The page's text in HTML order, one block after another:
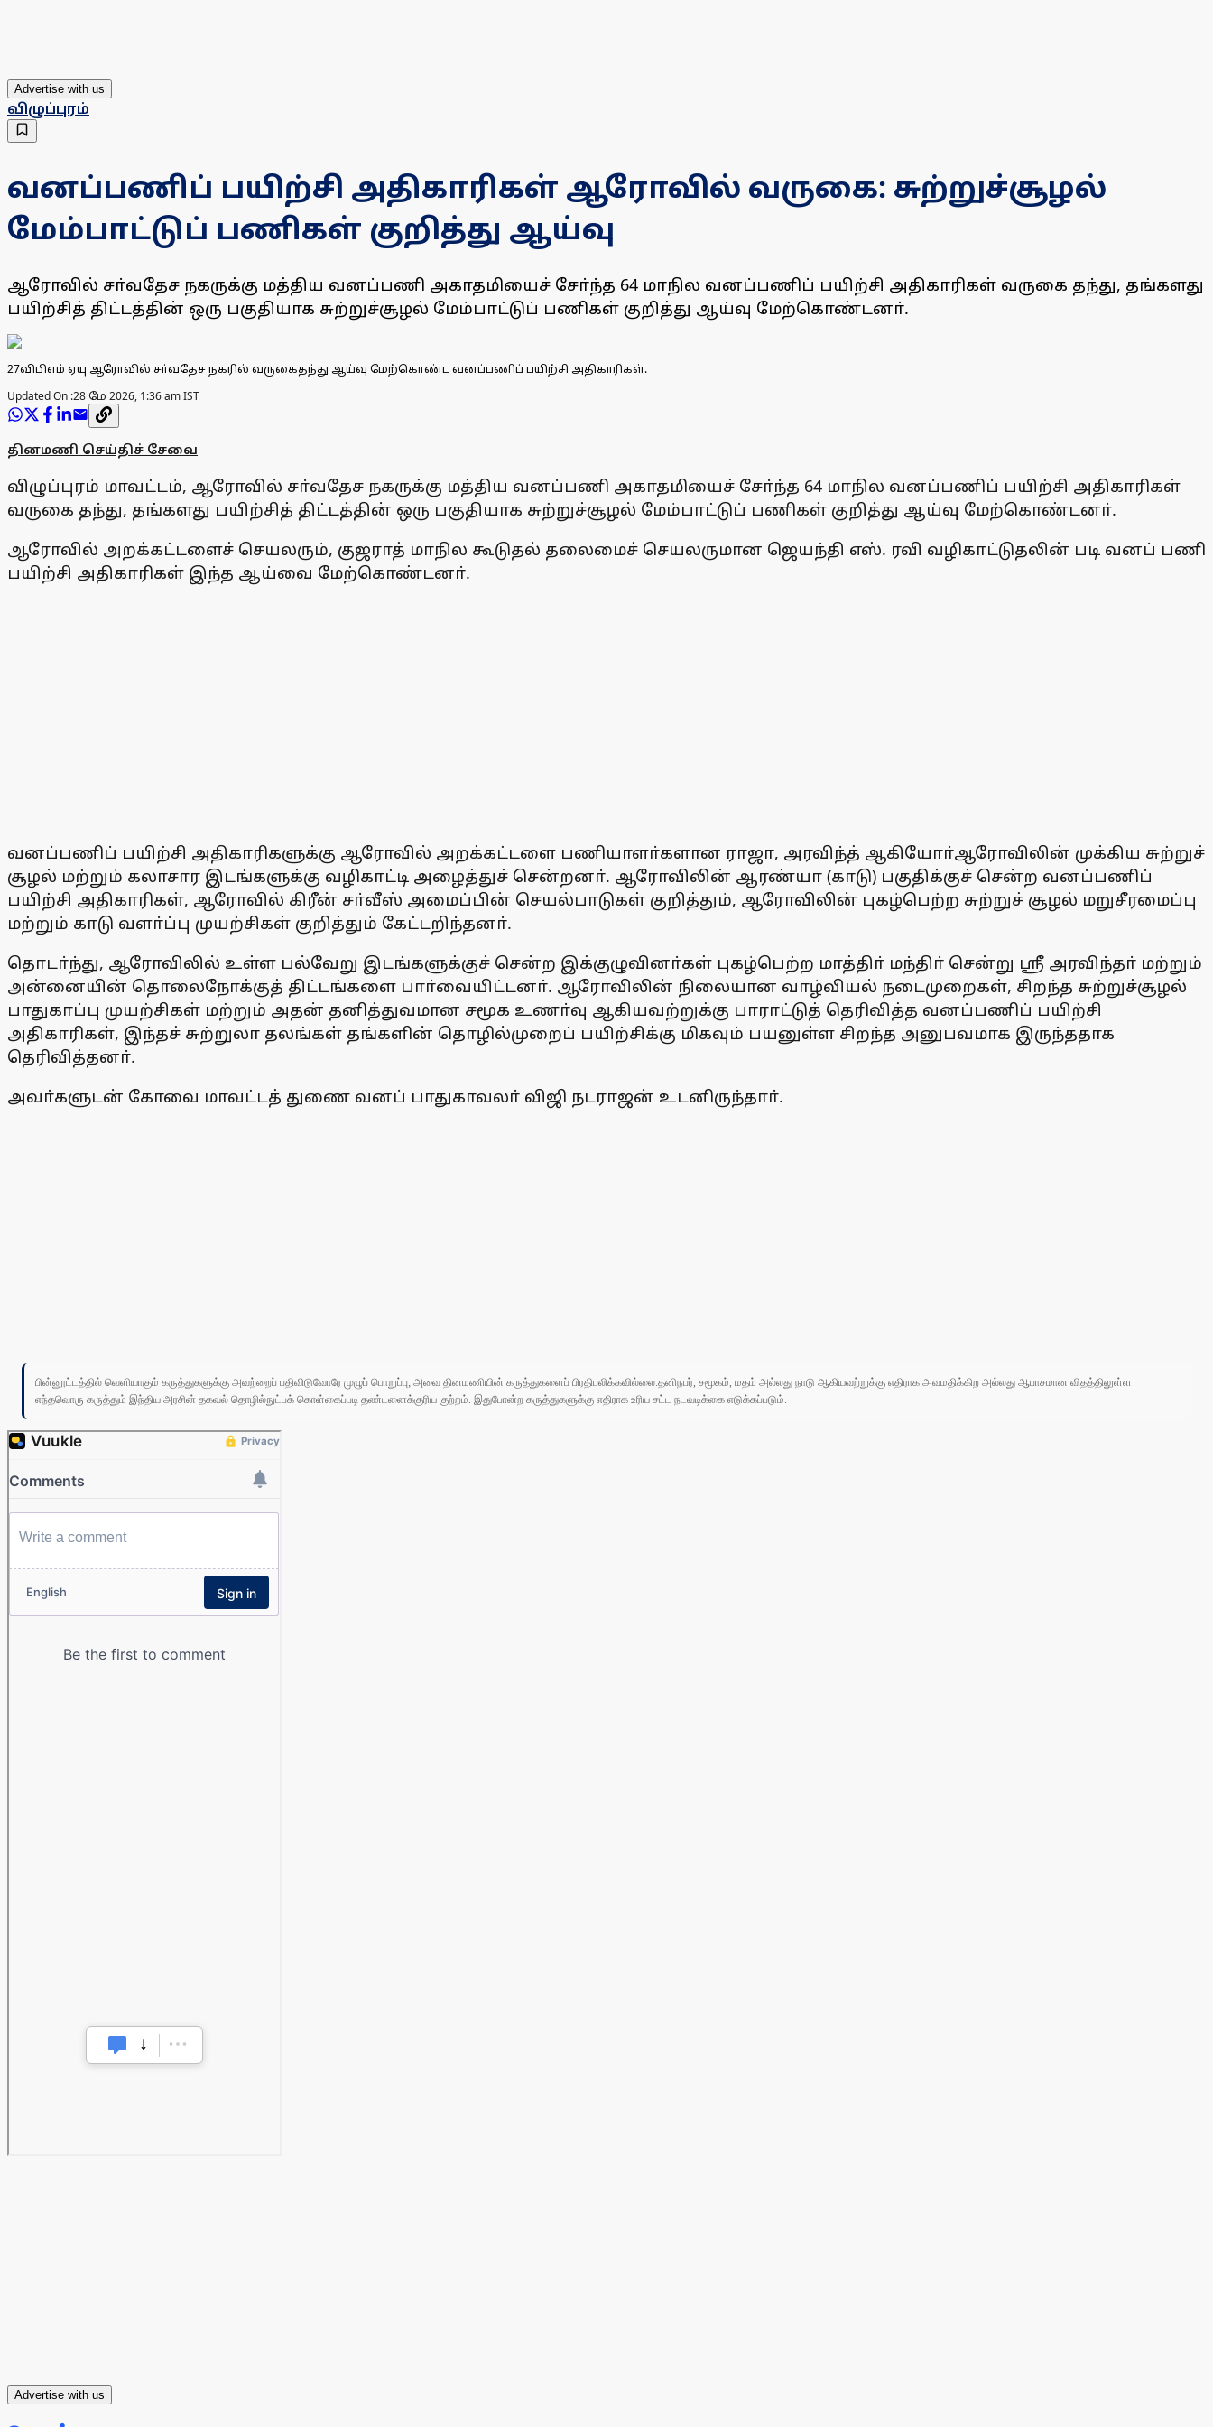
Advertise with us
விழுப்புரம்
வனப்பணிப் பயிற்சி அதிகாரிகள் ஆரோவில் வருகை: சுற்றுச்சூழல்
மேம்பாட்டுப் பணிகள் குறித்து ஆய்வு
ஆரோவில் சா்வதேச நகருக்கு மத்திய வனப்பணி அகாதமியைச் சோ்ந்த 64 மாநில வனப்பணிப் பயிற்சி அதிகாரிகள் வருகை தந்து, தங்களது
பயிற்சித் திட்டத்தின் ஒரு பகுதியாக சுற்றுச்சூழல் மேம்பாட்டுப் பணிகள் குறித்து ஆய்வு மேற்கொண்டனா்.
27விபிஎம் ஏயு ஆரோவில் சா்வதேச நகரில் வருகைதந்து ஆய்வு மேற்கொண்ட வனப்பணிப் பயிற்சி அதிகாரிகள்.
Updated On :28 மே 2026, 1:36 am IST
தினமணி செய்திச் சேவை
விழுப்புரம் மாவட்டம், ஆரோவில் சா்வதேச நகருக்கு மத்திய வனப்பணி அகாதமியைச் சோ்ந்த 64 மாநில வனப்பணிப் பயிற்சி அதிகாரிகள்
வருகை தந்து, தங்களது பயிற்சித் திட்டத்தின் ஒரு பகுதியாக சுற்றுச்சூழல் மேம்பாட்டுப் பணிகள் குறித்து ஆய்வு மேற்கொண்டனா்.
ஆரோவில் அறக்கட்டளைச் செயலரும், குஜராத் மாநில கூடுதல் தலைமைச் செயலருமான ஜெயந்தி எஸ். ரவி வழிகாட்டுதலின் படி வனப் பணி
பயிற்சி அதிகாரிகள் இந்த ஆய்வை மேற்கொண்டனா்.
வனப்பணிப் பயிற்சி அதிகாரிகளுக்கு ஆரோவில் அறக்கட்டளை பணியாளா்களான ராஜா, அரவிந்த் ஆகியோா்ஆரோவிலின் முக்கிய சுற்றுச்
சூழல் மற்றும் கலாசார இடங்களுக்கு வழிகாட்டி அழைத்துச் சென்றனா். ஆரோவிலின் ஆரண்யா (காடு) பகுதிக்குச் சென்ற வனப்பணிப்
பயிற்சி அதிகாரிகள், ஆரோவில் கிரீன் சா்வீஸ் அமைப்பின் செயல்பாடுகள் குறித்தும், ஆரோவிலின் புகழ்பெற்ற சுற்றுச் சூழல் மறுசீரமைப்பு
மற்றும் காடு வளா்ப்பு முயற்சிகள் குறித்தும் கேட்டறிந்தனா்.
தொடா்ந்து, ஆரோவிலில் உள்ள பல்வேறு இடங்களுக்குச் சென்ற இக்குழுவினா்கள் புகழ்பெற்ற மாத்திா் மந்திா் சென்று ஸ்ரீ அரவிந்தா் மற்றும்
அன்னையின் தொலைநோக்குத் திட்டங்களை பாா்வையிட்டனா். ஆரோவிலின் நிலையான வாழ்வியல் நடைமுறைகள், சிறந்த சுற்றுச்சூழல்
பாதுகாப்பு முயற்சிகள் மற்றும் அதன் தனித்துவமான சமூக உணா்வு ஆகியவற்றுக்கு பாராட்டுத் தெரிவித்த வனப்பணிப் பயிற்சி
அதிகாரிகள், இந்தச் சுற்றுலா தலங்கள் தங்களின் தொழில்முறைப் பயிற்சிக்கு மிகவும் பயனுள்ள சிறந்த அனுபவமாக இருந்ததாக
தெரிவித்தனா்.
அவா்களுடன் கோவை மாவட்டத் துணை வனப் பாதுகாவலா் விஜி நடராஜன் உடனிருந்தாா்.
பின்னூட்டத்தில் வெளியாகும் கருத்துகளுக்கு அவற்றைப் பதிவிடுவோரே முழுப் பொறுப்பு; அவை தினமணியின் கருத்துகளைப் பிரதிபலிக்கவில்லை.தனிநபர், சமூகம், மதம் அல்லது நாடு ஆகியவற்றுக்கு எதிராக அவமதிக்கிற அல்லது ஆபாசமான விதத்திலுள்ள
எந்தவொரு கருத்தும் இந்திய அரசின் தகவல் தொழில்நுட்பக் கொள்கைப்படி தண்டனைக்குரிய குற்றம். இதுபோன்ற கருத்துகளுக்கு எதிராக உரிய சட்ட நடவடிக்கை எடுக்கப்படும்.
Advertise with us